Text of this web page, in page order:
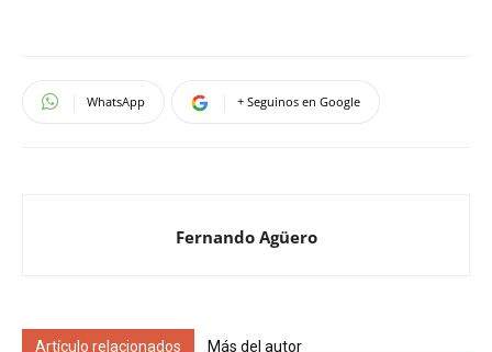
WhatsApp + Seguinos en Google
Fernando Agüero
Artículo relacionados Más del autor